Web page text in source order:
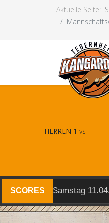
Aktuelle Seite:
HERREN 1 vs -
-
SCORES Samstag